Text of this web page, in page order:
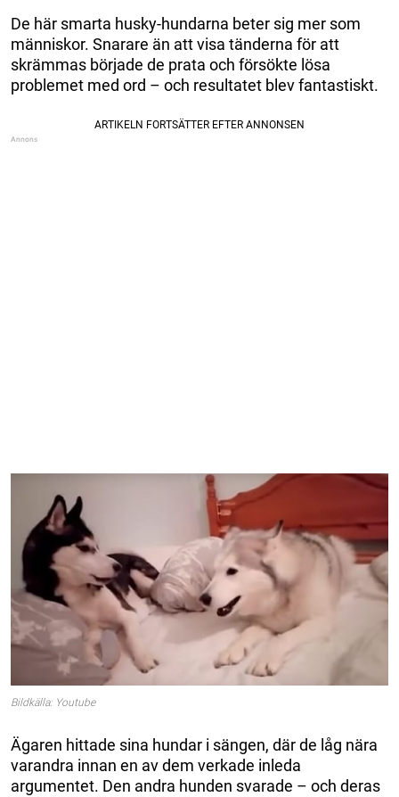
De här smarta husky-hundarna beter sig mer som
människor. Snarare än att visa tänderna för att
skrämmas började de prata och försökte lösa
problemet med ord – och resultatet blev fantastiskt.
Bildkälla: Youtube
Ägaren hittade sina hundar i sängen, där de låg nära
varandra innan en av dem verkade inleda
argumentet. Den andra hunden svarade – och deras